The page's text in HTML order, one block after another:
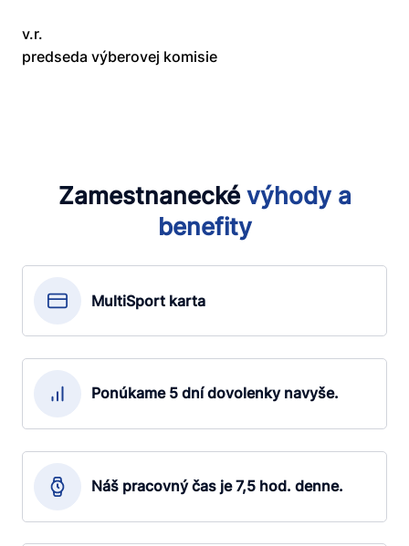
v.r.
predseda výberovej komisie
Zamestnaneckévýhody a
benefity
MultiSport karta
Ponúkame 5 dní dovolenky navyše.
Náš pracovný čas je 7,5 hod. denne.